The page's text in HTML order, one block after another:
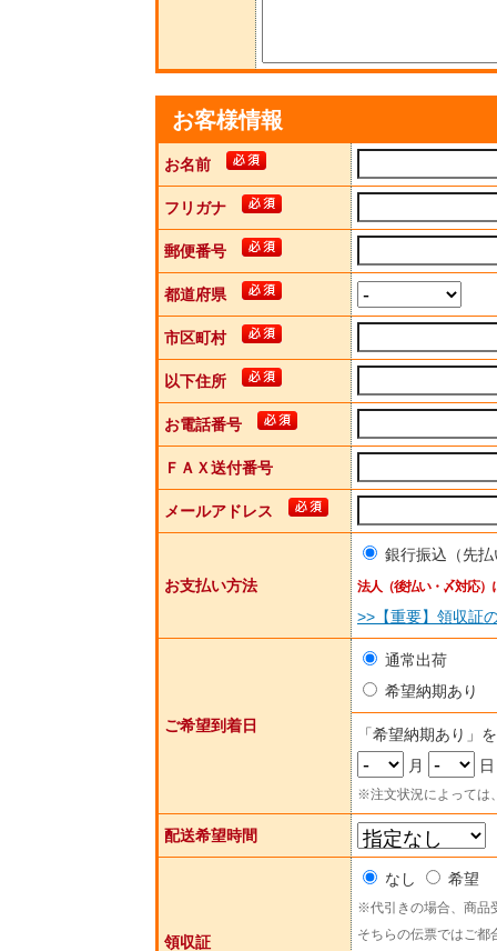
お客様情報
お名前
フリガナ
郵便番号
都道府県
市区町村
以下住所
お電話番号
ＦＡＸ送付番号
メールアドレス
お支払い方法
銀行振込（先払
法人（後払い・〆対応）
>>【重要】領収証
ご希望到着日
通常出荷
希望納期あり
「希望納期あり」
月
日
※注文状況によっては
配送希望時間
領収証
なし 希望
※代引きの場合、商品
そちらの伝票ではご都